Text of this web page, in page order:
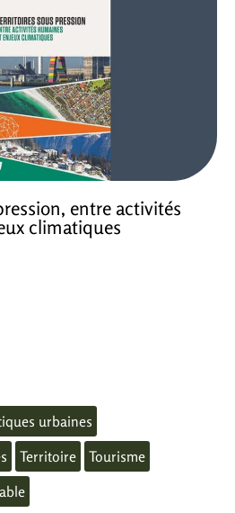
entre activités
climatiques
urbaines
Territoire
Tourisme